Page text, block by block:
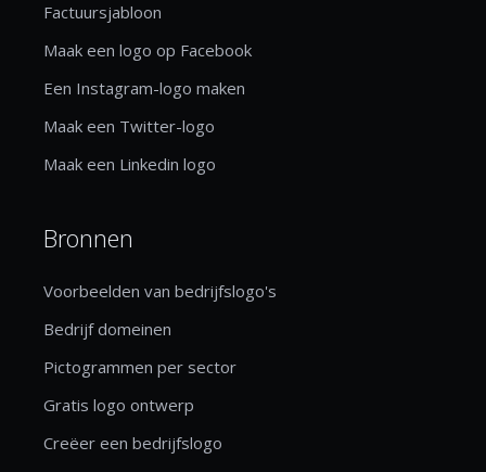
Factuursjabloon
Maak een logo op Facebook
Een Instagram-logo maken
Maak een Twitter-logo
Maak een Linkedin logo
Bronnen
Voorbeelden van bedrijfslogo's
Bedrijf domeinen
Pictogrammen per sector
Gratis logo ontwerp
Creëer een bedrijfslogo